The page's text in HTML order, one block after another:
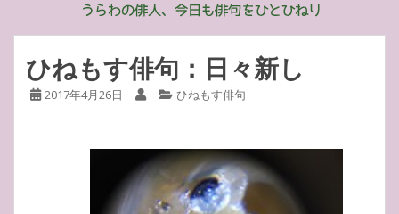
ひねもす俳句：日々新し
2017年4月26日 ひねもす俳句